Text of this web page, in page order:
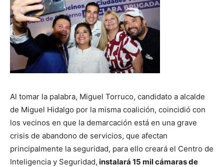
Al tomar la palabra, Miguel Torruco, candidato a alcalde
de Miguel Hidalgo por la misma coalición, coincidió con
los vecinos en que la demarcación está en una grave
crisis de abandono de servicios, que afectan
principalmente la seguridad, para ello creará el Centro de
Inteligencia y Seguridad, instalará 15 mil cámaras de